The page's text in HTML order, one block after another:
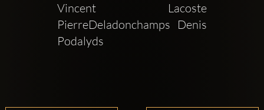
Vincent Lacoste
PierreDeladonchamps Denis
Podalyds